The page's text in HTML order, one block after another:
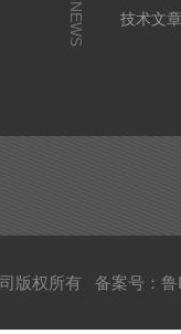
NEWS
技术文
版权所有 备案号：